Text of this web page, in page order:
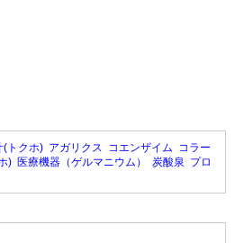
(トクホ) アガリクス コエンザイム コラー
) 医療機器（ゲルマニウム） 炭酸泉 プロ